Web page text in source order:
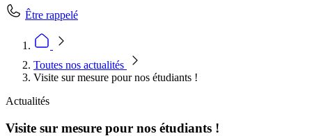
Être rappelé
Toutes nos actualités
Visite sur mesure pour nos étudiants !
Actualités
Visite sur mesure pour nos étudiants !